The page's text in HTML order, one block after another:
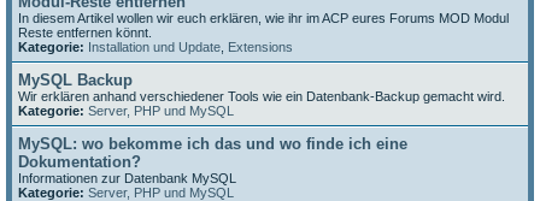
In diesem Artikel wollen wir euch erklären, wie ihr im ACP eures Forums MOD Modul
Reste entfernen könnt.
Kategorie: Installation und Update Extensions
MySQL Backup
Wir erklären anhand verschiedener Tools wie ein Datenbank-Backup gemacht wird.
Kategorie: Server, PHP und MySQL
MySQL: wo bekomme ich das und wo finde ich eine
Dokumentation?
Informationen zur Datenbank MySQL
Kategorie: Server, PHP und MySQL